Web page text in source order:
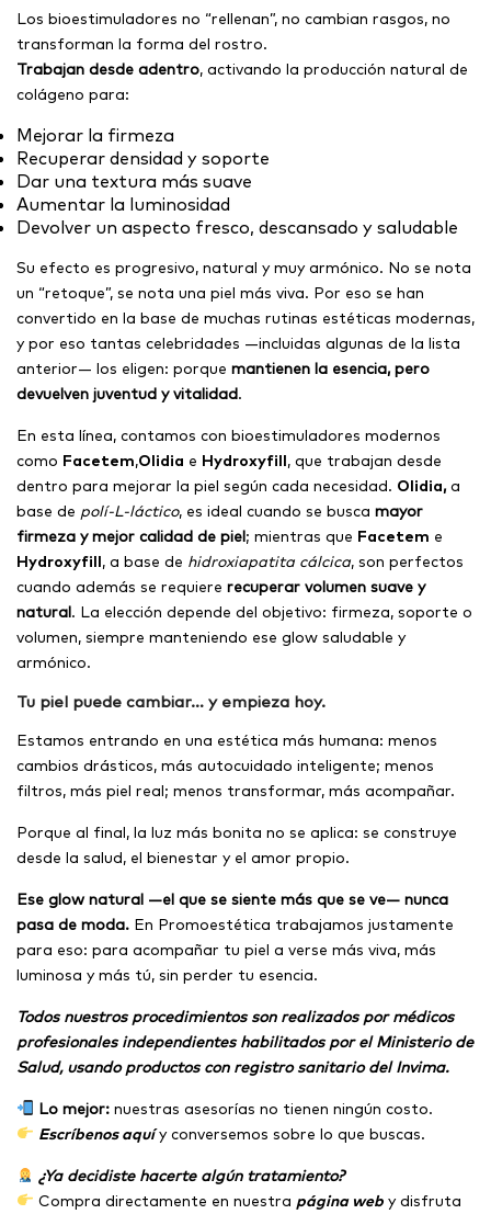
Los bioestimuladores no “rellenan”, no cambian rasgos, no
transforman la forma del rostro.
Trabajan desde adentro, activando la producción natural de
colágeno para:
Mejorar la firmeza
Recuperar densidad y soporte
Dar una textura más suave
Aumentar la luminosidad
Devolver un aspecto fresco, descansado y saludable
Su efecto es progresivo, natural y muy armónico. No se nota
un “retoque”, se nota una piel más viva. Por eso se han
convertido en la base de muchas rutinas estéticas modernas,
y por eso tantas celebridades —incluidas algunas de la lista
anterior— los eligen: porque mantienen la esencia, pero
devuelven juventud y vitalidad.
En esta línea, contamos con bioestimuladores modernos
como Facetem,Olidia e Hydroxyfill, que trabajan desde
dentro para mejorar la piel según cada necesidad. Olidia, a
base de polí-L-láctico, es ideal cuando se busca mayor
firmeza y mejor calidad de piel; mientras que Facetem e
Hydroxyfill, a base de hidroxiapatita cálcica, son perfectos
cuando además se requiere recuperar volumen suave y
natural. La elección depende del objetivo: firmeza, soporte o
volumen, siempre manteniendo ese glow saludable y
armónico.
Tu piel puede cambiar… y empieza hoy.
Estamos entrando en una estética más humana: menos
cambios drásticos, más autocuidado inteligente; menos
filtros, más piel real; menos transformar, más acompañar.
Porque al final, la luz más bonita no se aplica: se construye
desde la salud, el bienestar y el amor propio.
Ese glow natural —el que se siente más que se ve— nunca
pasa de moda. En Promoestética trabajamos justamente
para eso: para acompañar tu piel a verse más viva, más
luminosa y más tú, sin perder tu esencia.
Todos nuestros procedimientos son realizados por médicos
profesionales independientes habilitados por el Ministerio de
Salud, usando productos con registro sanitario del Invima.
Lo mejor:nuestras asesorías no tienen ningún costo.
Escríbenos aquíy conversemos sobre lo que buscas.
¿Ya decidiste hacerte algún tratamiento?
Compra directamente en nuestra página weby disfruta